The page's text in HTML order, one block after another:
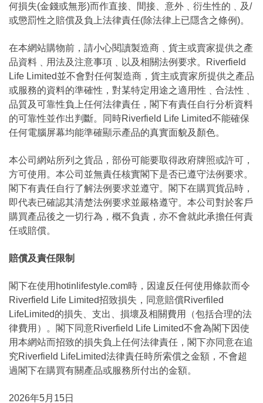
何損失(金錢或無形)而作直接、間接、意外﹑衍生性的﹑及/
或懲罰性之賠償及負上法律責任(除法律上已隱含之條例)。
在本網站購物前，請小心閱讀製造商﹑貨主或賣家提供之產
品資料﹑用法及注意事項﹑以及相關法例要求。Riverfield
Life Limited並不會對任何製造商，貨主或賣家所提供之產品
或服務的資料的準確性，對某特定用途之適用性﹑合法性﹑
品質及可靠性負上任何法律責任，閣下有責任自行分析資料
的可靠性並作出判斷。同時Riverfield Life Limited不能確保
任何電腦屏幕均能準確顯示產品的真實面貌及顏色。
本公司網站所列之貨品，部份可能要取得政府牌照或許可，
方可使用。本公司並無責任核實閣下是否已遵守法例要求。
閣下有責任自行了解法例要求並遵守。閣下在購買貨品時，
即代表已確認其清楚法例要求並嚴格遵守。本公司對於客戶
購買產品後之一切行為，概不負責，亦不會就此承擔任何責
任或賠償。
賠償及責任限制
閣下在使用hotinlifestyle.com時，因違反任何使用條款而令
Riverfield Life Limited招致損失，同意賠償Riverfiled
LifeLimited的損失、支出、損壞及相關費用（包括合理的法
律費用）。閣下同意Riverfield Life Limited不會為閣下因使
用本網站而招致的損失負上任何法律責任，閣下亦同意在追
究Riverfield LifeLimited法律責任時所索償之金額，不會超
過閣下在購買有關產品或服務所付出的金額。
2026年5月15日